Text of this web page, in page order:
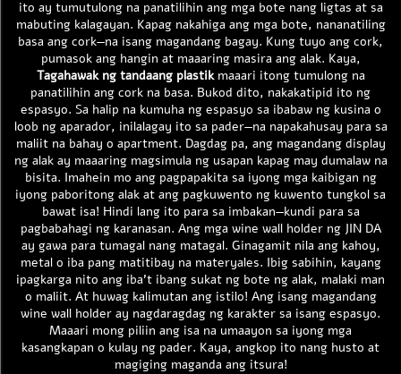
ito ay tumutulong na panatilihin ang mga bote nang ligtas at sa
mabuting kalagayan. Kapag nakahiga ang mga bote, nananatiling
basa ang cork—na isang magandang bagay. Kung tuyo ang cork,
pumasok ang hangin at maaaring masira ang alak. Kaya,
Tagahawak ng tandaang plastik maaari itong tumulong na
panatilihin ang cork na basa. Bukod dito, nakakatipid ito ng
espasyo. Sa halip na kumuha ng espasyo sa ibabaw ng kusina o
loob ng aparador, inilalagay ito sa pader—na napakahusay para sa
maliit na bahay o apartment. Dagdag pa, ang magandang display
ng alak ay maaaring magsimula ng usapan kapag may dumalaw na
bisita. Imahein mo ang pagpapakita sa iyong mga kaibigan ng
iyong paboritong alak at ang pagkuwento ng kuwento tungkol sa
bawat isa! Hindi lang ito para sa imbakan—kundi para sa
pagbabahagi ng karanasan. Ang mga wine wall holder ng JIN DA
ay gawa para tumagal nang matagal. Ginagamit nila ang kahoy,
metal o iba pang matitibay na materyales. Ibig sabihin, kayang
ipagkarga nito ang iba’t ibang sukat ng bote ng alak, malaki man
o maliit. At huwag kalimutan ang istilo! Ang isang magandang
wine wall holder ay nagdaragdag ng karakter sa isang espasyo.
Maaari mong piliin ang isa na umaayon sa iyong mga
kasangkapan o kulay ng pader. Kaya, angkop ito nang husto at
magiging maganda ang itsura!